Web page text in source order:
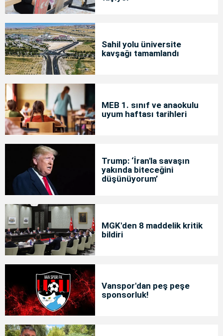
Sahil yolu üniversite
kavşağı tamamlandı
MEB 1. sınıf ve anaokulu
uyum haftası tarihleri
Trump: ‘İran'la savaşın
yakında biteceğini
düşünüyorum’
MGK'den 8 maddelik kritik
bildiri
Vanspor'dan peş peşe
sponsorluk!